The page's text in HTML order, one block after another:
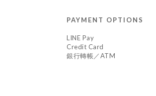
PAYMENT OPTIONS
LINE Pay
Credit Card
銀行轉帳／ATM